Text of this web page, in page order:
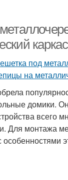
каркас
домики.
всего
Для монтажа